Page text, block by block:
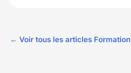
← Voir tous les articles Formation